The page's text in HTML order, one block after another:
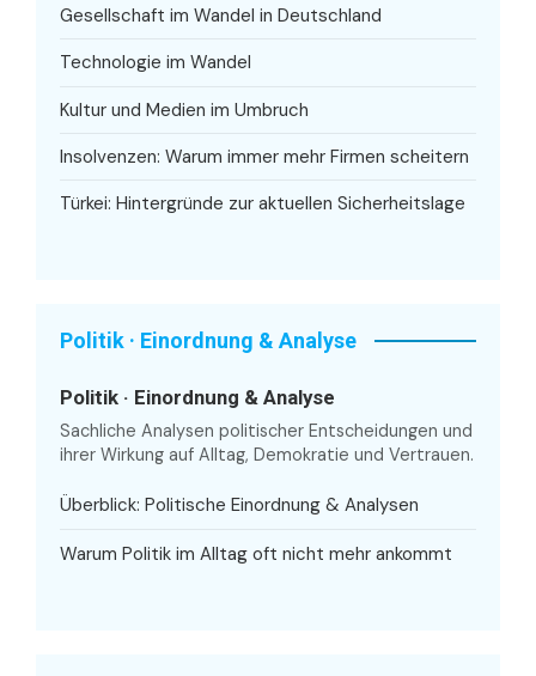
Gesellschaft im Wandel in Deutschland
Technologie im Wandel
Kultur und Medien im Umbruch
Insolvenzen: Warum immer mehr Firmen scheitern
Türkei: Hintergründe zur aktuellen Sicherheitslage
Politik · Einordnung & Analyse
Politik · Einordnung & Analyse
Sachliche Analysen politischer Entscheidungen und
ihrer Wirkung auf Alltag, Demokratie und Vertrauen.
Überblick: Politische Einordnung & Analysen
Warum Politik im Alltag oft nicht mehr ankommt